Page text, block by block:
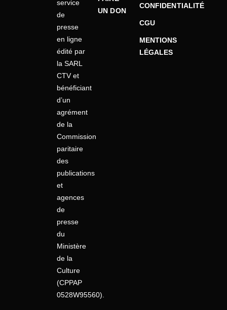
service
de
presse
en ligne
édité par
la SARL
CTV et
bénéficiant
d’un
agrément
de la
Commission
paritaire
des
publications
et
agences
de
presse
du
Ministère
de la
Culture
(CPPAP
0528W95560).
UN DON
CONFIDENTIALITÉ
CGU
MENTIONS
LÉGALES